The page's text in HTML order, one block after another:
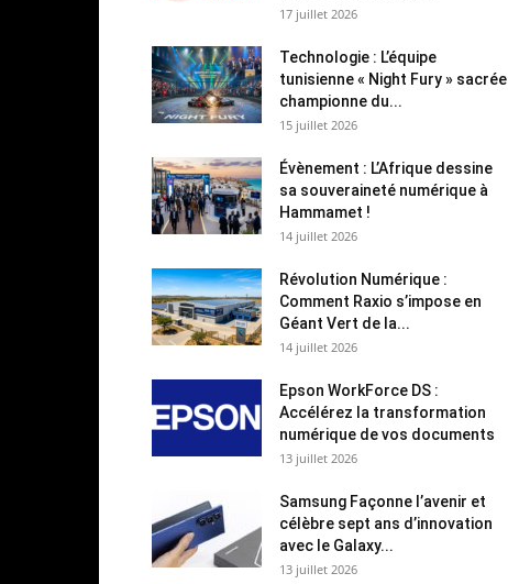
17 juillet 2026
Technologie : L’équipe
tunisienne « Night Fury » sacrée
championne du...
15 juillet 2026
Évènement : L’Afrique dessine
sa souveraineté numérique à
Hammamet !
14 juillet 2026
Révolution Numérique :
Comment Raxio s’impose en
Géant Vert de la...
14 juillet 2026
Epson WorkForce DS :
Accélérez la transformation
numérique de vos documents
13 juillet 2026
Samsung Façonne l’avenir et
célèbre sept ans d’innovation
avec le Galaxy...
13 juillet 2026